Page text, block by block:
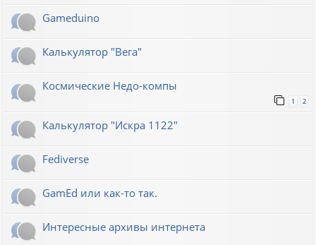
Gameduino
Калькулятор "Вега"
Космические Недо-компы
1 2
Калькулятор "Искра 1122"
Fediverse
GamEd или как-то так.
Интересные архивы интернета